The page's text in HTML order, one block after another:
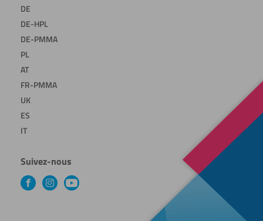
DE
DE-HPL
DE-PMMA
PL
AT
FR-PMMA
UK
ES
IT
Suivez-nous
FacebookInstagramYouTube